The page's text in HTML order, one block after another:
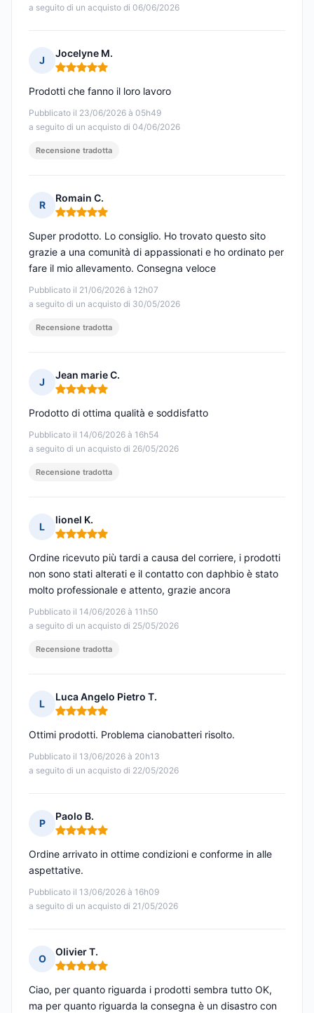
a seguito di un acquisto di 06/06/2026
J
Jocelyne M.
Nota: 5 su 5
Pubblicato il 23/06/2026 à 05h49
a seguito di un acquisto di 04/06/2026
Prodotti che fanno il loro lavoro
Recensione tradotta
R
Romain C.
Nota: 5 su 5
Pubblicato il 21/06/2026 à 12h07
a seguito di un acquisto di 30/05/2026
Super prodotto. Lo consiglio. Ho trovato questo sito
grazie a una comunità di appassionati e ho ordinato per
fare il mio allevamento. Consegna veloce
Recensione tradotta
J
Jean marie C.
Nota: 5 su 5
Pubblicato il 14/06/2026 à 16h54
a seguito di un acquisto di 26/05/2026
Prodotto di ottima qualità e soddisfatto
Recensione tradotta
L
lionel K.
Nota: 5 su 5
Pubblicato il 14/06/2026 à 11h50
a seguito di un acquisto di 25/05/2026
Ordine ricevuto più tardi a causa del corriere, i prodotti
non sono stati alterati e il contatto con daphbio è stato
molto professionale e attento, grazie ancora
Recensione tradotta
L
Luca Angelo Pietro T.
Nota: 5 su 5
Pubblicato il 13/06/2026 à 20h13
a seguito di un acquisto di 22/05/2026
Ottimi prodotti. Problema cianobatteri risolto.
P
Paolo B.
Nota: 5 su 5
Pubblicato il 13/06/2026 à 16h09
a seguito di un acquisto di 21/05/2026
Ordine arrivato in ottime condizioni e conforme in alle
aspettative.
O
Olivier T.
Nota: 5 su 5
Ciao, per quanto riguarda i prodotti sembra tutto OK,
ma per quanto riguarda la consegna è un disastro con